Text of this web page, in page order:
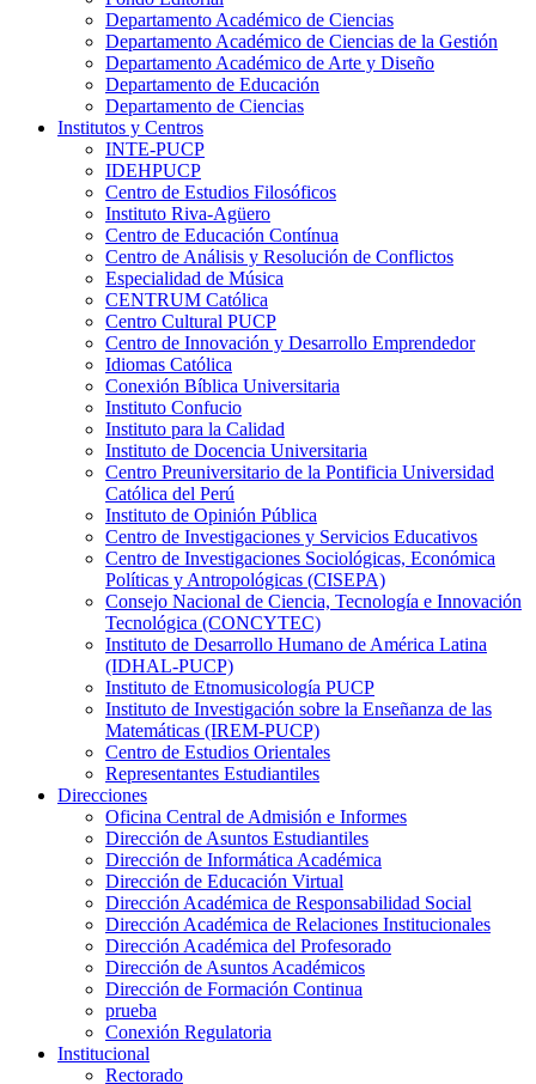
Departamento Académico de Ciencias
Departamento Académico de Ciencias de la Gestión
Departamento Académico de Arte y Diseño
Departamento de Educación
Departamento de Ciencias
Institutos y Centros
INTE-PUCP
IDEHPUCP
Centro de Estudios Filosóficos
Instituto Riva-Agüero
Centro de Educación Contínua
Centro de Análisis y Resolución de Conflictos
Especialidad de Música
CENTRUM Católica
Centro Cultural PUCP
Centro de Innovación y Desarrollo Emprendedor
Idiomas Católica
Conexión Bíblica Universitaria
Instituto Confucio
Instituto para la Calidad
Instituto de Docencia Universitaria
Centro Preuniversitario de la Pontificia Universidad
Católica del Perú
Instituto de Opinión Pública
Centro de Investigaciones y Servicios Educativos
Centro de Investigaciones Sociológicas, Económica
Políticas y Antropológicas (CISEPA)
Consejo Nacional de Ciencia, Tecnología e Innovación
Tecnológica (CONCYTEC)
Instituto de Desarrollo Humano de América Latina
(IDHAL-PUCP)
Instituto de Etnomusicología PUCP
Instituto de Investigación sobre la Enseñanza de las
Matemáticas (IREM-PUCP)
Centro de Estudios Orientales
Representantes Estudiantiles
Direcciones
Oficina Central de Admisión e Informes
Dirección de Asuntos Estudiantiles
Dirección de Informática Académica
Dirección de Educación Virtual
Dirección Académica de Responsabilidad Social
Dirección Académica de Relaciones Institucionales
Dirección Académica del Profesorado
Dirección de Asuntos Académicos
Dirección de Formación Continua
prueba
Conexión Regulatoria
Institucional
Rectorado